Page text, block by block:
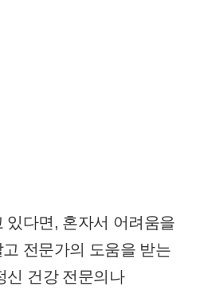
있다면, 혼자서 어려움을
전문가의 도움을 받는
신 건강 전문의나